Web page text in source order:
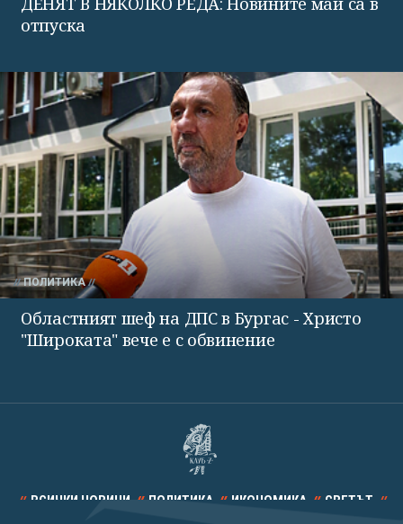
отпуска
ПОЛИТИКА
Областният шеф на ДПС в Бургас - Христо
"Широката" вече е с обвинение
ВСИЧКИ НОВИНИ ПОЛИТИКА ИКОНОМИКА СВЕТЪТ